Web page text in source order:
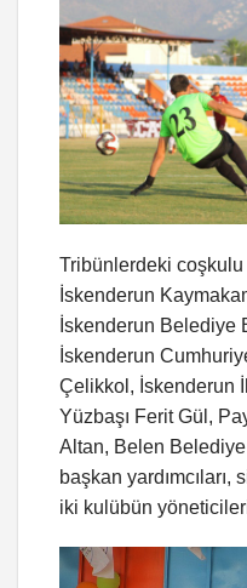
Tribünlerdeki coşkulu
İskenderun
İskenderun Belediye
İskenderun
Çelikkol, İskenderun
Yüzbaşı Ferit Gül,
Altan, Belen
başkan
iki kulübün